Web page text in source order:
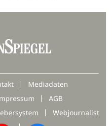
Mediadaten
AGB
Webjournalist